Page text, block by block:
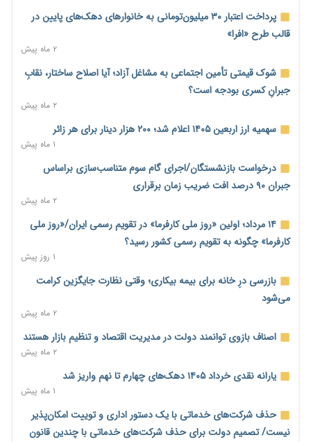
ترمز تولید خودرو کشیده شد؛ افت ۲۵ درصدی تیراژ ایران‌خودرو،
سایپا و پارس‌خودرو
۱ روز پیش
بنگاه‌داری بانک‌ها؛ مانع بزرگ خانه‌دار شدن مستأجران
نماینده مجلس: توسعه مرزهای زمینی به راهبرد تأمین کالاهای
اساسی تبدیل شود
۱ روز پیش
خانه کارگر قزوین: شکاف دستمزد و هزینه معیشت هر روز عمیق‌تر
می‌شود
۱ روز پیش
رئیس سازمان امور مالیاتی: بلاگرهای پردرآمد مشمول پرداخت
مالیات هستند
۱ روز پیش
پیش‌بینی افزایش تولید برنج؛ نیاز وارداتی کشور به ۵۰۰ هزار تن
کاهش می‌یابد
۱ روز پیش
امضای تفاهم‌نامه تجاری ایران و پاکستان؛ هدف‌گذاری تجارت ۱۰
اختیارات جدید گمرکات برای تمدید ورود موقت کالا و خودرو تا
پایان شهریور ابلاغ شد
۱ روز پیش
پرداخت اعتبار ۳۰ میلیون‌تومانی به خانوارهای دهک‌های پایین در
قالب طرح «افرا»
۲ ماه پیش
شوک قیمتی تأمین اجتماعی به مشاغل آزاد؛ آیا اصلاح ساختار، نقابِ
جبرانِ کسری بودجه است؟
۲ ماه پیش
سهمیه ارز اربعین ۱۴۰۵ اعلام شد؛ ۲۰۰ هزار دینار برای هر زائر
۱ ماه پیش
درخواست بازنشستگان/اجرای گام سوم متناسب‌سازی براساس
جبران ۹۰ درصد افت ضریب زمان برقراری
۲ ماه پیش
۱۴ مرداد؛ اولین «روز ملی کارفرما» در تقویم رسمی ایران/«روز ملی
کارفرما» چگونه به تقویم رسمی کشور رسید؟
۱ روز پیش
بازرسی درِ خانه برای بیمه بیکاری؛ وقتی نظارت جایگزین کرامت
می‌شود
۲ ماه پیش
اصناف بازوی توانمند دولت در مدیریت اقتصاد و تنظیم بازار هستند
۲ ماه پیش
یارانه نقدی خرداد ۱۴۰۵ دهک‌های چهارم تا نهم واریز شد
۱ ماه پیش
حذف شرکت‌های خدماتی با یک دستور اداری و توییت امکان‌پذیر
نیست/ تصمیم دولت برای حذف شرکت‌های خدماتی با چندین قانون